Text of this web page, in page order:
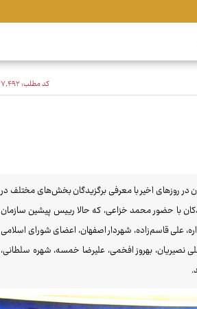
کد مطلب:۷٬۴۹۲
در روزهای اخیر با معرفی برگزیدگان بخش‌های مختلف در
با حضور محمد خزاعی، که حالا رییس پیشین سازمان
علی قاسم‌زاده، شهردار اصفهان، اعضای شورای اسلامی
نصیریان، بهروز افخمی، علیرضا خمسه، شهره سلطانی،